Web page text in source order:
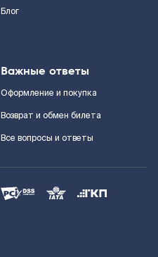
Блог
Важные ответы
Оформление и покупка
Возврат и обмен билета
Все вопросы и ответы